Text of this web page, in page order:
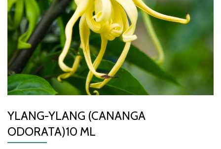
YLANG-YLANG (CANANGA
ODORATA)10 ML